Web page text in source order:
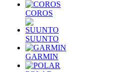
COROS
SUUNTO
GARMIN